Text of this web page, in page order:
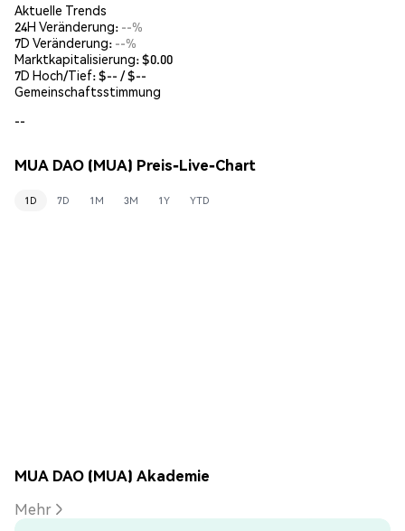
Aktuelle Trends
24H Veränderung: --%
7D Veränderung: --%
Marktkapitalisierung:$0.00
7D Hoch/Tief: $-- / $--
Gemeinschaftsstimmung
--
MUA DAO (MUA) Preis-Live-Chart
1D 7D 1M 3M 1Y YTD
MUA DAO (MUA) Akademie
Mehr